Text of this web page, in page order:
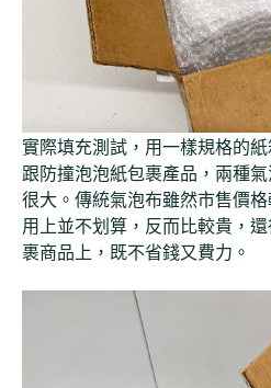
實際填充測試，用一樣規格的
跟防撞泡泡紙包裹產品，兩種
很大。傳統氣泡布雖然市售價
用上並不划算，反而比較貴，
裹商品上，既不省錢又費力。